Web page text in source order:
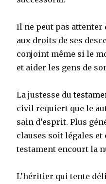
Il ne peut pas attenter
aux droits de ses
conjoint même si le
et aider les gens de
La justesse du
civil requiert que le
sain d’esprit. Plus
clauses soit légales et
testament encourt la
L’héritier qui tente